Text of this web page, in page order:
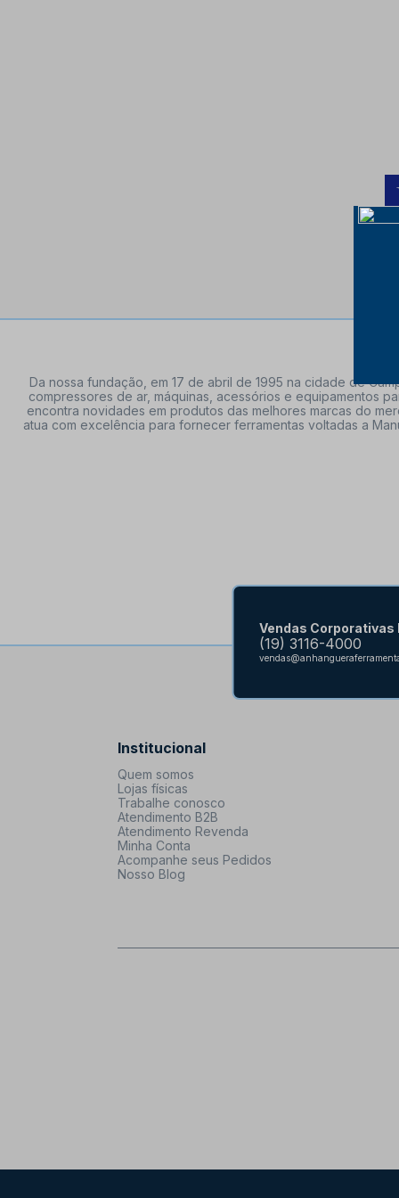
Da nossa fundação, em 17 de abril de 1995 na cidade de
compressores de ar, máquinas, acessórios e equipamentos
encontra novidades em produtos das melhores marcas do
atua com excelência para fornecer ferramentas voltadas a
Vendas Corporativas
(19) 3116-4000
Institucional
Quem somos
Lojas físicas
Trabalhe conosco
Atendimento B2B
Atendimento Revenda
Minha Conta
Acompanhe seus Pedidos
Nosso Blog